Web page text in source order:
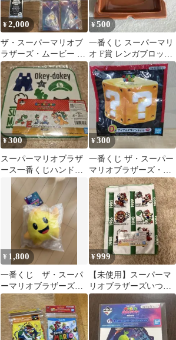
¥2,000
ザ・スーパーマリオブ
ラザーズ・ムービー 一
番くじ グッズセット
¥500
一番くじ スーパーマリ
オ F賞 レンガブロック
豆皿
¥300
スーパーマリオブラザ
ース一番くじハンドタ
¥300
一番くじ ザ・スーパー
マリオブラザーズ・ム
ービー D賞 タオル
¥ 1,800
一番くじ ザ・スーパ
ーマリオブラザーズ・
ムービー C賞
¥999
【未使用】スーパーマ
リオブラザーズいつで
もマリオ！コレクショ
ン C賞 バスタオル